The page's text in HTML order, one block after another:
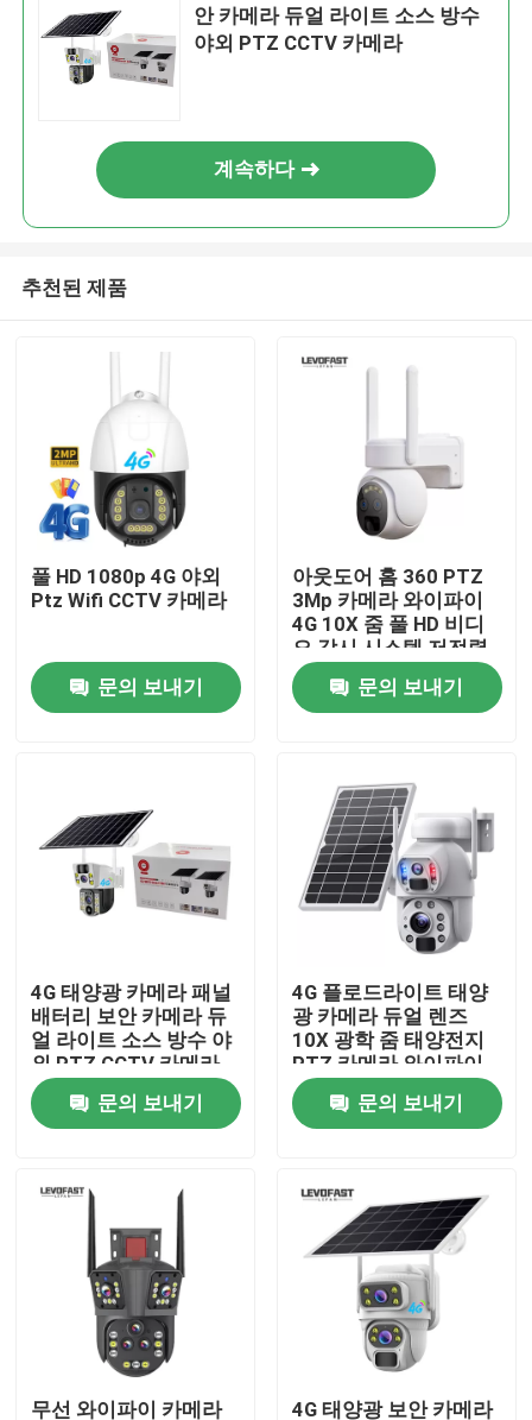
비디오
공장 투어
품질 관리
저희와 연락
인용 을 요청 하십시오
와이파이 전구 보안 카메라
안 카메라 듀얼 라이트 소스 방수
야외 PTZ CCTV 카메라
계속하다
추천된 제품
풀 HD 1080p 4G 야외
Ptz Wifi CCTV 카메라
문의 보내기
아웃도어 홈 360 PTZ
3Mp 카메라 와이파이
4G 10X 줌 풀 HD 비디
오 감시 시스템 저전력
태양광 카메라
문의 보내기
4G 태양광 카메라 패널
배터리 보안 카메라 듀
얼 라이트 소스 방수 야
외 PTZ CCTV 카메라
문의 보내기
4G 플로드라이트 태양
광 카메라 듀얼 렌즈
10X 광학 줌 태양전지
PTZ 카메라 와이파이
야외 6MP CCTV 카메
라
문의 보내기
무선 와이파이 카메라 4G 태양광 보안 카메라